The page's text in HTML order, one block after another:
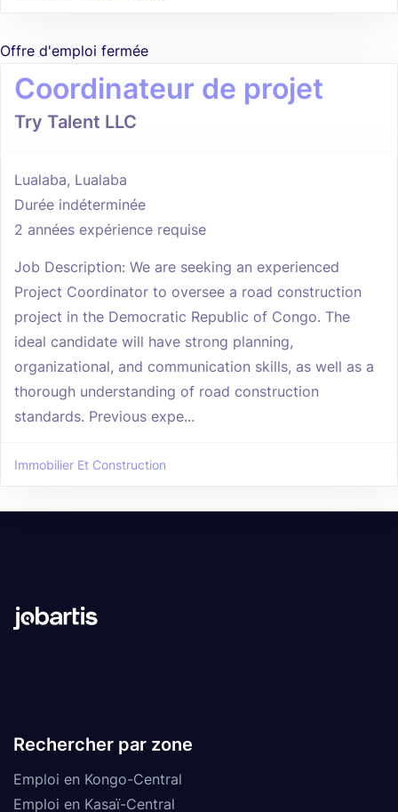
Offre d'emploi fermée
Coordinateur de projet
Try Talent LLC
Lualaba, Lualaba
Durée indéterminée
2 années expérience requise
Job Description: We are seeking an experienced
Project Coordinator to oversee a road construction
project in the Democratic Republic of Congo. The
ideal candidate will have strong planning,
organizational, and communication skills, as well as a
thorough understanding of road construction
standards. Previous expe...
Immobilier Et Construction
Rechercher par zone
Emploi en Kongo-Central
Emploi en Kasaï-Central